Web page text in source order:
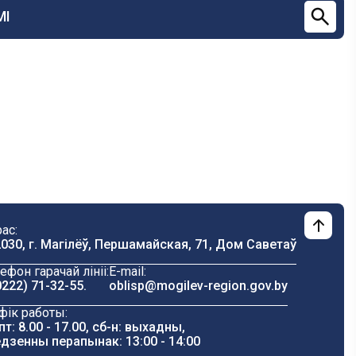
г. Магілёў, Першамайская, 71, Дом Саветаў
гарачай лініі:
71-32-55.
E-mail:
oblisp@mogilev-region.gov.by
работы:
8.00 - 17.00, сб-н: выхадны,
перапынак: 13:00 - 14:00